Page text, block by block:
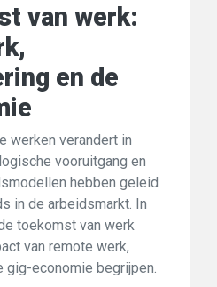
van werk:
en de
werken verandert in
vooruitgang en
hebben geleid
in de arbeidsmarkt. In
toekomst van werk
van remote werk,
gig-economie begrijpen.